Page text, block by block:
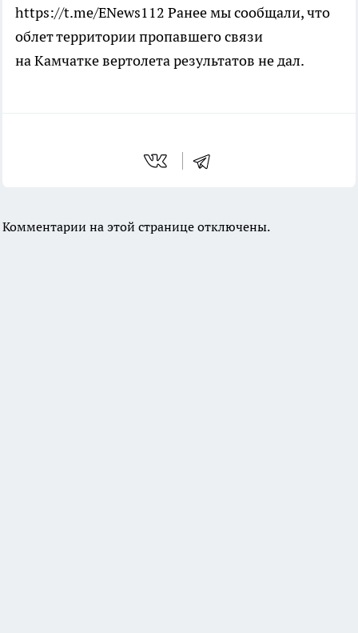
https://t.me/ENews112 Ранее мы сообщали, что
облет территории пропавшего связи
на Камчатке вертолета результатов не дал.
Комментарии на этой странице отключены.